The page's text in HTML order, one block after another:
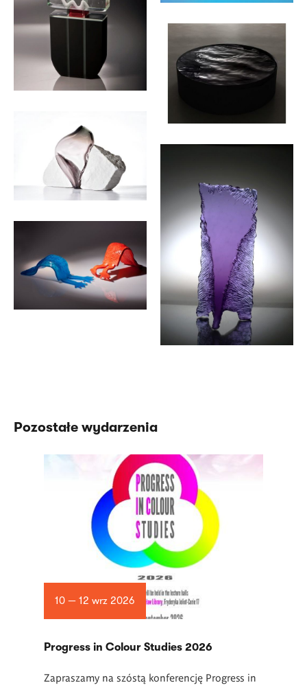
Pozostałe wydarzenia
10 — 12 wrz 2026
Progress in Colour Studies 2026
Zapraszamy na szóstą konferencję Progress in